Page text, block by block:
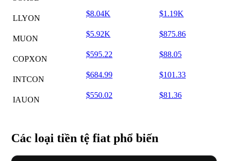
LLYON
$8.04K $1.19K
MUON
$5.92K $875.86
COPXON
$595.22 $88.05
INTCON
$684.99 $101.33
IAUON
$550.02 $81.36
Các loại tiền tệ fiat phổ biến